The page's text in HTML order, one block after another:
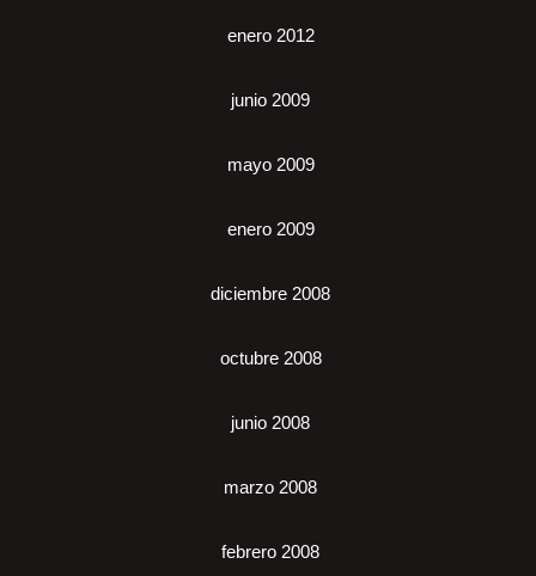
enero 2012
junio 2009
mayo 2009
enero 2009
diciembre 2008
octubre 2008
junio 2008
marzo 2008
febrero 2008